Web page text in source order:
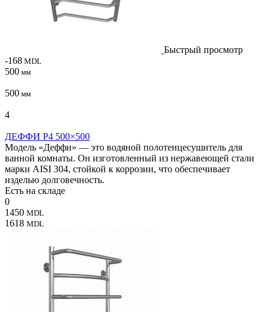
Быстрый просмотр
-168 MDL
500 мм
500 мм
4
ДЕФФИ P4 500×500
Модель «Деффи» — это водяной полотенцесушитель для
ванной комнаты. Он изготовленный из нержавеющей стали
марки AISI 304, стойкой к коррозии, что обеспечивает
изделью долговечность.
Есть на складе
0
1450 MDL
1618 MDL